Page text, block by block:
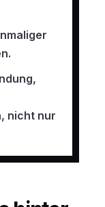
nicht nur